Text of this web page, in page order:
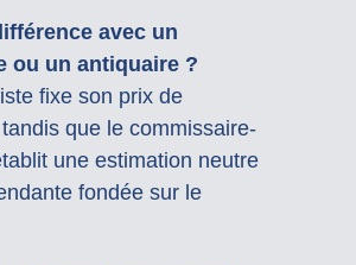
avec un
ou un antiquaire ?
fixe son prix de
que le commissaire-
une estimation neutre
fondée sur le